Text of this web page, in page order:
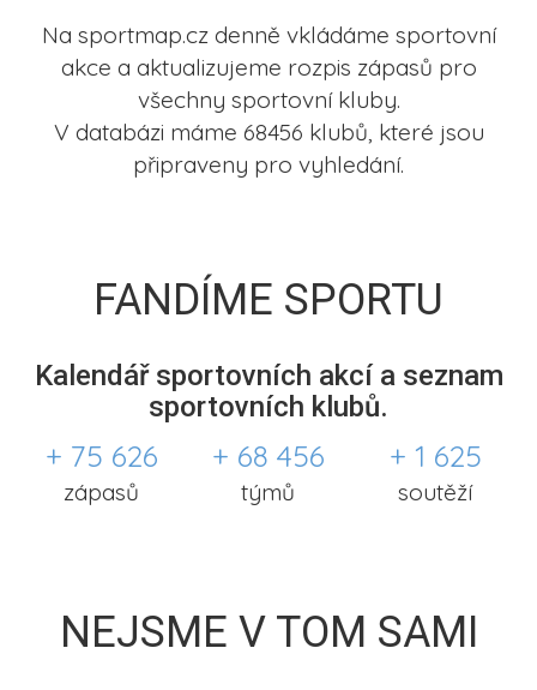
Na sportmap.cz denně vkládáme sportovní
akce a aktualizujeme rozpis zápasů pro
všechny sportovní kluby.
V databázi máme 68456 klubů, které jsou
připraveny pro vyhledání.
FANDÍME SPORTU
Kalendář sportovních akcí a seznam
sportovních klubů.
+ 75 626
zápasů
+ 68 456
týmů
+ 1 625
soutěží
NEJSME V TOM SAMI